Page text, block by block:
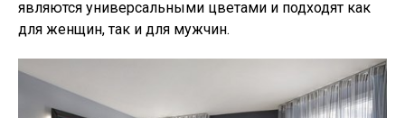
являются универсальными цветами и подходят как
для женщин, так и для мужчин.